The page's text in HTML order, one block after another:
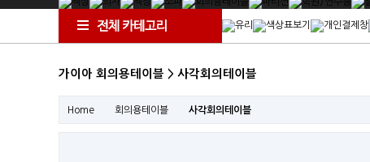
가이아 회의용테이블 > 사각회의테이블
Home 회의용테이블 사각회의테이블